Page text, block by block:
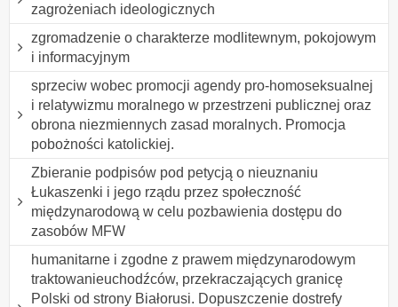
zagrożeniach ideologicznych
zgromadzenie o charakterze modlitewnym, pokojowym
i informacyjnym
sprzeciw wobec promocji agendy pro-homoseksualnej
i relatywizmu moralnego w przestrzeni publicznej oraz
obrona niezmiennych zasad moralnych. Promocja
pobożności katolickiej.
Zbieranie podpisów pod petycją o nieuznaniu
Łukaszenki i jego rządu przez społeczność
międzynarodową w celu pozbawienia dostępu do
zasobów MFW
humanitarne i zgodne z prawem międzynarodowym
traktowanieuchodźców, przekraczających granicę
Polski od strony Białorusi. Dopuszczenie dostrefy